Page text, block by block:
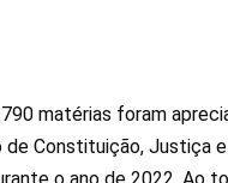
matérias foram
de Constituição, Justiça